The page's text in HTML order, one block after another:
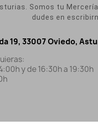
Somos tu
dudes en
19, 33007 Oviedo,
y de 16:30h a 19:30h